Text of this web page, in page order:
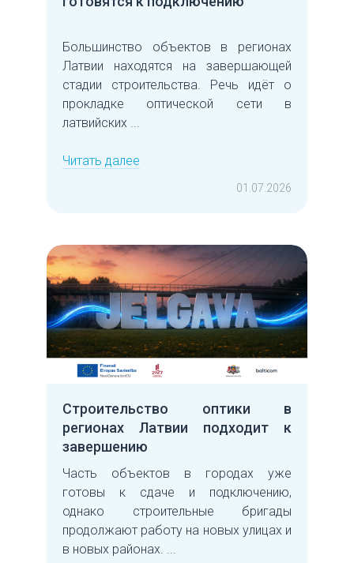
Большинство объектов в регионах
Латвии находятся на завершающей
стадии строительства. Речь идёт о
прокладке оптической сети в
латвийских ...
Читать далее
01.07.2026
Строительство оптики в
регионах Латвии подходит к
завершению
Часть объектов в городах уже
готовы к сдаче и подключению,
однако строительные бригады
продолжают работу на новых улицах и
в новых районах. ...